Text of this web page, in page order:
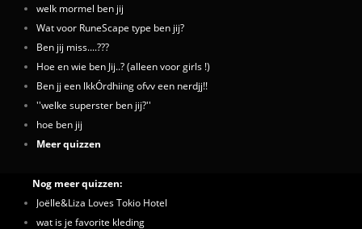
welk mormel ben jij
Wat voor RuneScape type ben jij?
Ben jij miss....???
Hoe en wie ben Jij..? (alleen voor girls !)
Ben jj een lkkÓrdhiing ofvv een nerdjj!!
''welke superster ben jij?''
hoe ben jij
Meer quizzen
Nog meer quizzen:
Joëlle&Liza Loves Tokio Hotel
wat is je favorite kleding